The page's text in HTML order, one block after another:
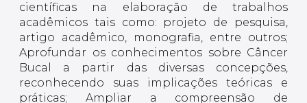
científicas na elaboração de trabalhos
acadêmicos tais como: projeto de pesquisa,
artigo acadêmico, monografia, entre outros;
Aprofundar os conhecimentos sobre Câncer
Bucal a partir das diversas concepções,
reconhecendo suas implicações teóricas e
práticas; Ampliar a compreensão de